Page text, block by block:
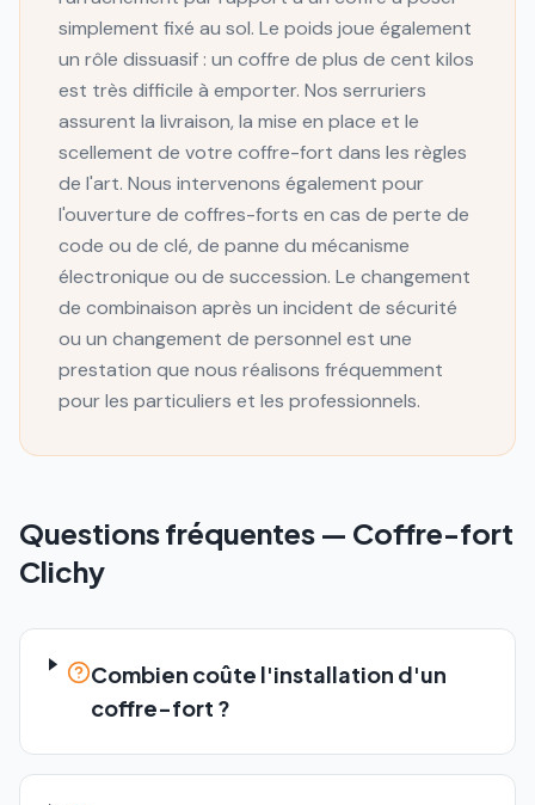
simplement fixé au sol. Le poids joue également
un rôle dissuasif : un coffre de plus de cent kilos
est très difficile à emporter. Nos serruriers
assurent la livraison, la mise en place et le
scellement de votre coffre-fort dans les règles
de l'art. Nous intervenons également pour
l'ouverture de coffres-forts en cas de perte de
code ou de clé, de panne du mécanisme
électronique ou de succession. Le changement
de combinaison après un incident de sécurité
ou un changement de personnel est une
prestation que nous réalisons fréquemment
pour les particuliers et les professionnels.
Questions fréquentes — Coffre-fort
Clichy
Combien coûte l'installation d'un
coffre-fort ?